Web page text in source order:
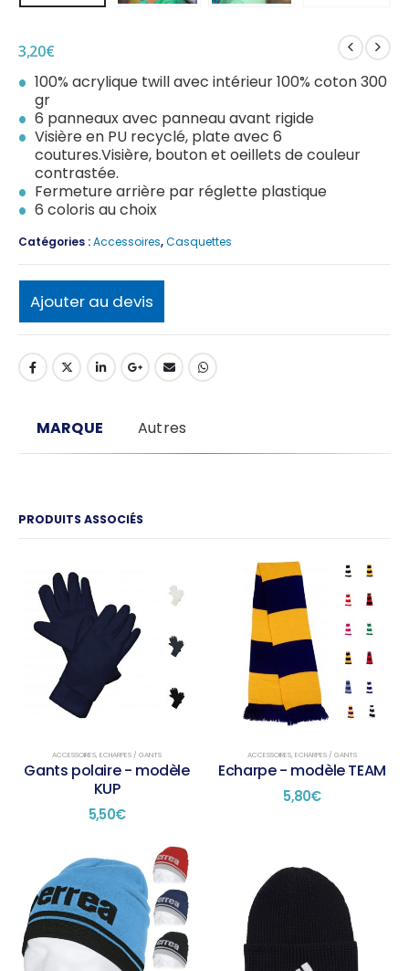
3,20€
100% acrylique twill avec intérieur 100% coton 300
gr
6 panneaux avec panneau avant rigide
Visière en PU recyclé, plate avec 6
coutures.Visière, bouton et oeillets de couleur
contrastée.
Fermeture arrière par réglette plastique
6 coloris au choix
Catégories :Accessoires,Casquettes
Ajouter au devis
MARQUE Autres
PRODUITS ASSOCIÉS
ACCESSOIRES, ECHARPES / GANTS
Gants polaire - modèle
KUP
5,50€
ACCESSOIRES, ECHARPES / GANTS
Echarpe - modèle TEAM
5,80€